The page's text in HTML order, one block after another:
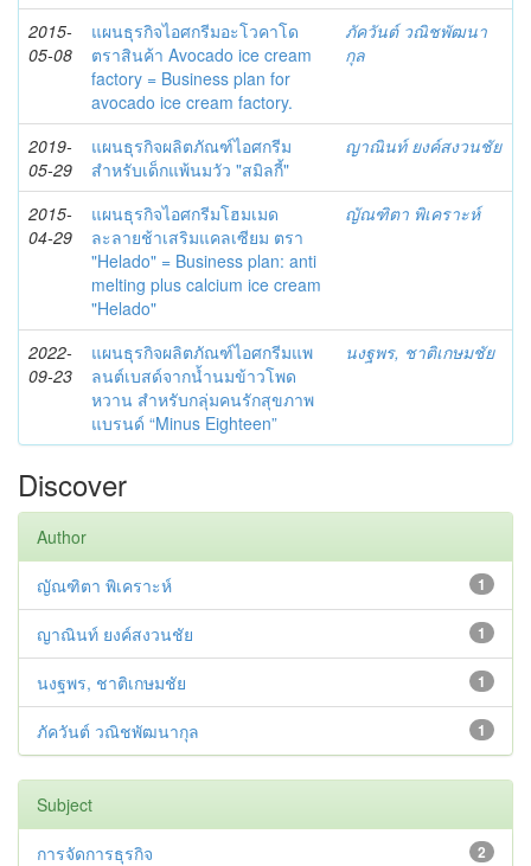
2015-
05-08
แผนธุรกิจไอศกรีมอะโวคาโด
ตราสินค้า Avocado ice cream
factory = Business plan for
avocado ice cream factory.
ภัควันต์ วณิชพัฒนา
กุล
2019-
05-29
แผนธุรกิจผลิตภัณฑ์ไอศกรีม
สำหรับเด็กแพ้นมวัว "สมิลกี้"
ญาณินท์ ยงค์สงวนชัย
2015-
04-29
แผนธุรกิจไอศกรีมโฮมเมด
ละลายช้าเสริมแคลเซียม ตรา
"Helado" = Business plan: anti
melting plus calcium ice cream
"Helado"
ญัณฑิตา พิเคราะห์
2022-
09-23
แผนธุรกิจผลิตภัณฑ์ไอศกรีมแพ
ลนต์เบสด์จากน้ำนมข้าวโพด
หวาน สำหรับกลุ่มคนรักสุขภาพ
แบรนด์ “Minus Eighteen”
นงฐพร, ชาติเกษมชัย
Discover
Author
1
ญัณฑิตา พิเคราะห์
1
ญาณินท์ ยงค์สงวนชัย
1
นงฐพร, ชาติเกษมชัย
1
ภัควันต์ วณิชพัฒนากุล
Subject
2
การจัดการธุรกิจ